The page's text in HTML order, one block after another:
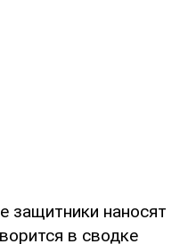
защитники наносят
в сводке